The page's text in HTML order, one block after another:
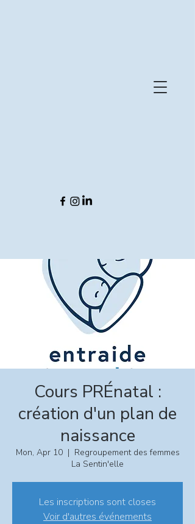
Cours PRÉnatal :
création d'un plan de
naissance
Mon, Apr 10
  |
Regroupement des femmes
La Sentin'elle
Les inscriptions sont closes
Voir d'autres événements